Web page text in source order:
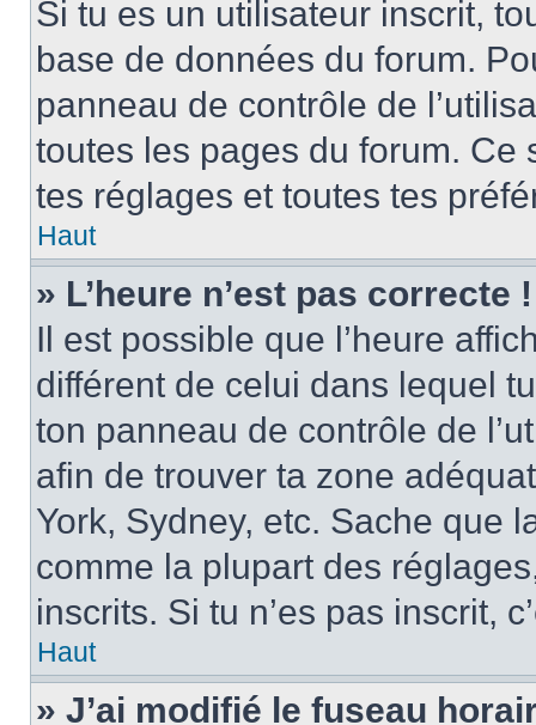
Si tu es un utilisateur inscrit,
base de données du forum.
panneau de contrôle de
toutes les pages du forum. Ce
tes réglages et toutes tes
Haut
» L’heure n’est pas correcte !
Il est possible que l’heure
différent de celui dans lequel
ton panneau de contrôle de
afin de trouver ta zone
York, Sydney, etc. Sache que
comme la plupart des
inscrits. Si tu n’es pas inscrit,
Haut
» J’ai modifié le fuseau